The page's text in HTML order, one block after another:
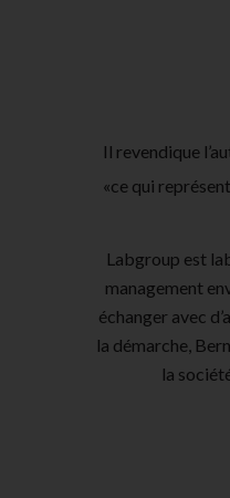
Il revendique
«ce qui
Labgroup est
management
échanger avec
la démarche,
la